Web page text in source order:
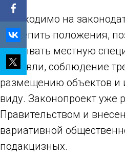
Необходимо на
закрепить положения,
учитывать местную
торговли, соблюдение
размещению объектов и
виду. Законопроект уже
Правительством и
вариативной
подакцизных.